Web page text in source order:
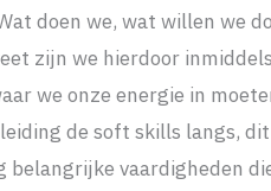
doen we, wat willen we
zijn we hierdoor
we onze energie in
de soft skills langs,
belangrijke vaardigheden